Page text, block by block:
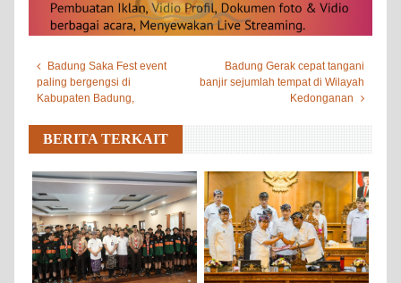
Badung Saka Fest event
paling bergengsi di
Kabupaten Badung,
Badung Gerak cepat tangani
banjir sejumlah tempat di Wilayah
Kedonganan
BERITA TERKAIT